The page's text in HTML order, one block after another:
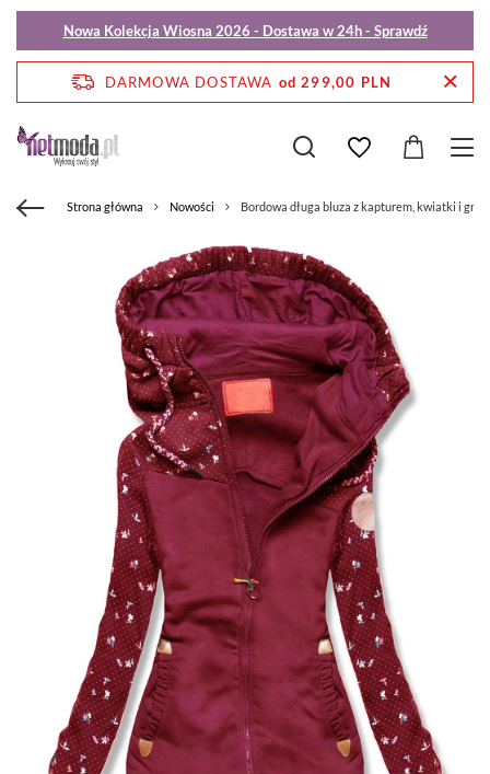
Nowa Kolekcja Wiosna 2026 - Dostawa w 24h - Sprawdź
DARMOWA DOSTAWA od 299,00 PLN
Strona główna Nowości Bordowa długa bluza z kapturem, kwiatki i